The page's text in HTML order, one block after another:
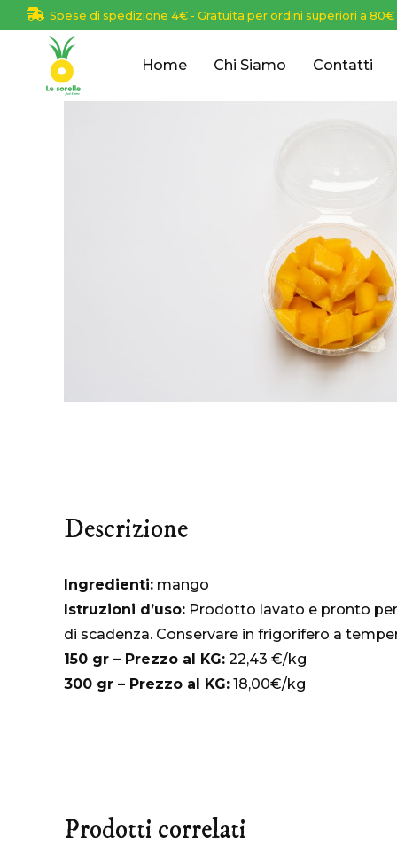
Spese di spedizione 4€ - Gratuita per ordini superiori a 80€
Home Chi Siamo Contatti
Descrizione
Ingredienti: mango
Istruzioni d’uso: Prodotto lavato e pronto
di scadenza. Conservare in frigorifero a
150 gr – Prezzo al KG: 22,43 €/kg
300 gr – Prezzo al KG: 18,00€/kg
Prodotti correlati